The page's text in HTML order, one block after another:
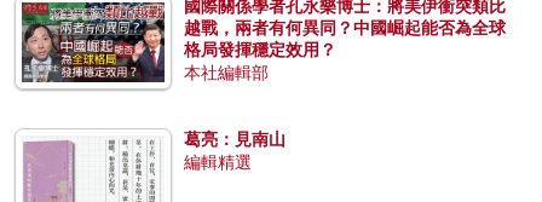
國際關係學者孔永樂博士：將美伊衝突類比
越戰，兩者有何異同？中國崛起能否為全球
格局發揮穩定效用？
本社編輯部
葛亮：見南山
編輯精選